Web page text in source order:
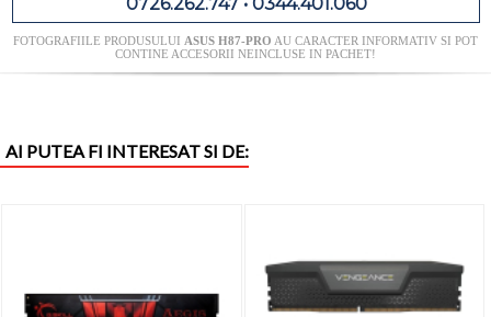
0726.262.747 • 0344.401.060
FOTOGRAFIILE PRODUSULUI ASUS H87-PRO AU CARACTER INFORMATIV SI POT
CONTINE ACCESORII NEINCLUSE IN PACHET!
AI PUTEA FI INTERESAT SI DE: